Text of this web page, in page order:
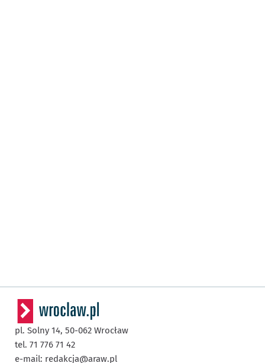
pl. Solny 14, 50-062 Wrocław
tel. 71 776 71 42
e-mail: redakcja@araw.pl